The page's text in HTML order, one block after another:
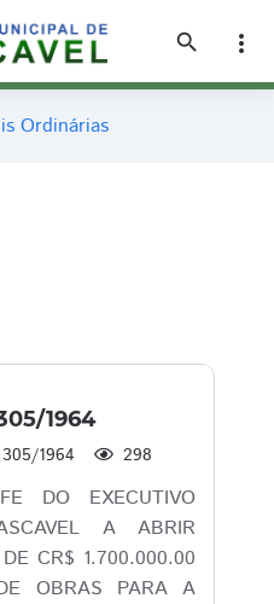
search
more_vert
Ordinárias
1964
305/1964 298
DO EXECUTIVO
A ABRIR
CR$ 1.700.000.00
OBRAS PARA A